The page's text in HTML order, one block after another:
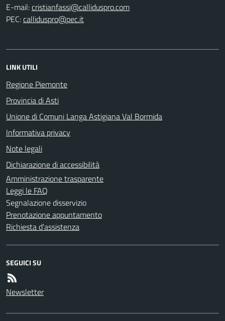
E-mail:
PEC:
LINK UTILI
Regione Piemonte
Provincia di Asti
Unione di Comuni Langa Astigiana Val Bormida
Informativa privacy
Note legali
Dichiarazione di accessibilità
Amministrazione trasparente
Leggi le FAQ
Segnalazione disservizio
Prenotazione appuntamento
Richiesta d'assistenza
SEGUICI SU
Newsletter